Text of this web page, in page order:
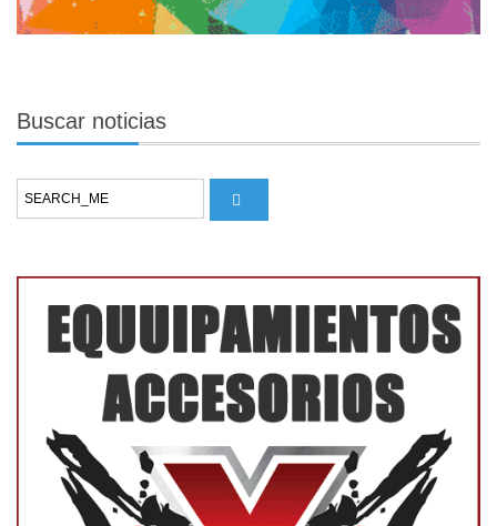
Buscar noticias